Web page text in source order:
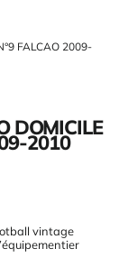
FALCAO 2009-
DOMICILE
2010
vintage